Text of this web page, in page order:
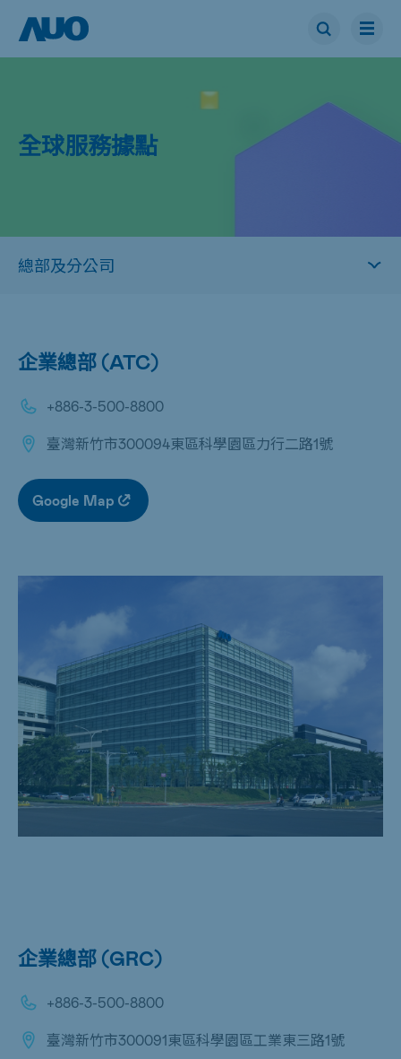
全球服務據點
企業總部 (ATC)
+886-3-500-8800
臺灣新竹市300094東區科學園區力行二路1號
Google Map
企業總部 (GRC)
+886-3-500-8800
臺灣新竹市300091東區科學園區工業東三路1號